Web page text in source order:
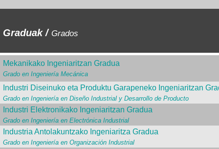
Graduak / Grados
Mekanikako Ingeniaritzan Gradua
Grado en Ingeniería Mecánica
Industri Diseinuko eta Produktu Garapeneko Ingeniaritzan
Grado en Ingeniería en Diseño Industrial y Desarrollo de Producto
Industri Elektronikako Ingeniaritzan Gradua
Grado en Ingeniería en Electrónica Industrial
Industria Antolakuntzako Ingeniaritza Gradua
Grado en Ingeniería en Organización Industrial